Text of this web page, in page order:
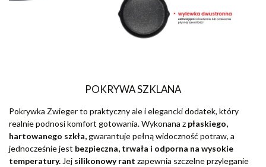
POKRYWA SZKLANA
Pokrywka Zwieger to praktyczny ale i elegancki dodatek, który
realnie podnosi komfort gotowania. Wykonana z płaskiego,
hartowanego szkła,gwarantuje pełną widoczność potraw, a
jednocześnie jest bezpieczna, trwała i odporna na wysokie
temperatury. Jej silikonowy rant zapewnia szczelne przyleganie